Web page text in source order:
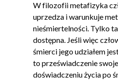
W filozofii metafizyka
uprzedza i warunkuje
nieśmiertelności. Tylko
dostępna. Jeśli więc
śmierci jego udziałem
to przeświadczenie
doświadczeniu życia po